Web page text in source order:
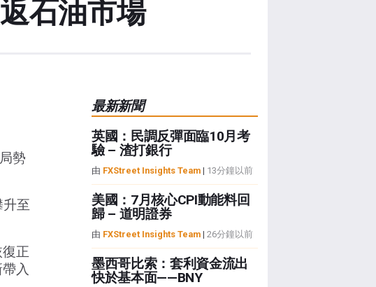
石油市場
勢
至
正
入
最新新聞
英國：民調反彈面臨10月考
驗 – 渣打銀行
由 FXStreet Insights Team| 13分鐘以前
美國：7月核心CPI動能料回
歸 – 道明證券
由 FXStreet Insights Team| 26分鐘以前
墨西哥比索：套利資金流出
快於基本面——BNY